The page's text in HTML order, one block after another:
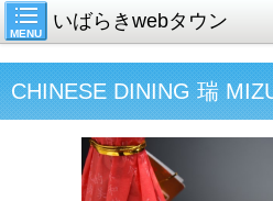
MENU
いばらきwebタウン
CHINESE DINING 瑞